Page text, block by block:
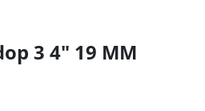
3 4" 19 MM